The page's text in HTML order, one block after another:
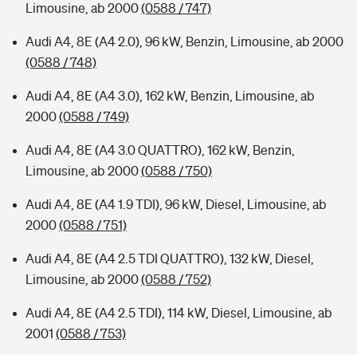
Limousine, ab 2000(0588 / 747)
Audi A4, 8E (A4 2.0), 96 kW, Benzin, Limousine, ab 2000
(0588 / 748)
Audi A4, 8E (A4 3.0), 162 kW, Benzin, Limousine, ab
2000(0588 / 749)
Audi A4, 8E (A4 3.0 QUATTRO), 162 kW, Benzin,
Limousine, ab 2000(0588 / 750)
Audi A4, 8E (A4 1.9 TDI), 96 kW, Diesel, Limousine, ab
2000(0588 / 751)
Audi A4, 8E (A4 2.5 TDI QUATTRO), 132 kW, Diesel,
Limousine, ab 2000(0588 / 752)
Audi A4, 8E (A4 2.5 TDI), 114 kW, Diesel, Limousine, ab
2001 (0588 / 753)